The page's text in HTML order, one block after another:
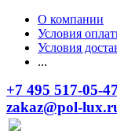
О компании
Условия
Условия
...
+7 495 517-05-47
zakaz@pol-